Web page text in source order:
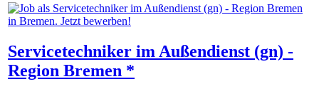
Servicetechniker im Außendienst (gn) -
Region Bremen *